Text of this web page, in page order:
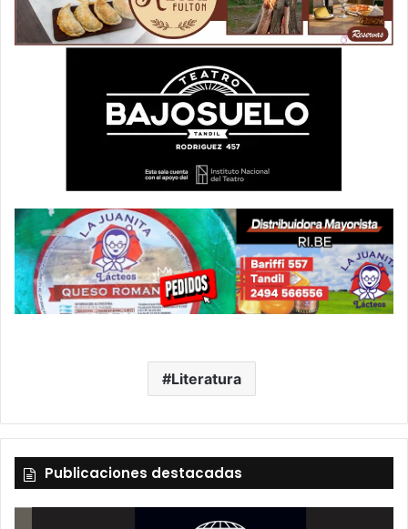
Literatura
Publicaciones destacadas